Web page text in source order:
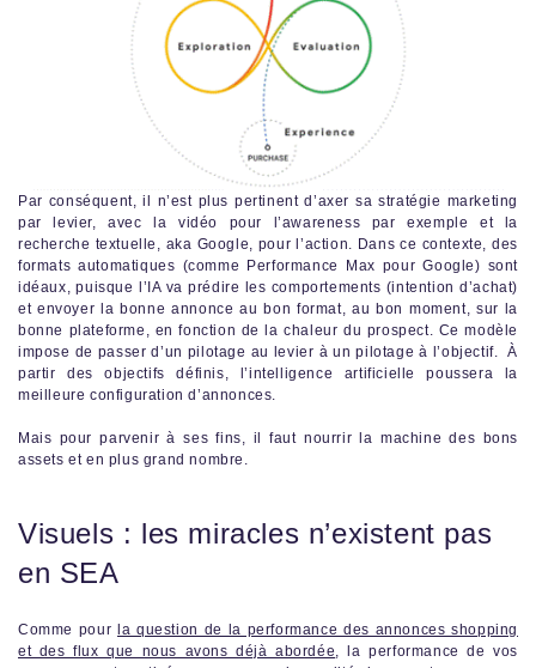
Par conséquent, il n’est plus pertinent d’axer sa stratégie marketing
par levier, avec la vidéo pour l’awareness par exemple et la
recherche textuelle, aka Google, pour l’action. Dans ce contexte, des
formats automatiques (comme Performance Max pour Google) sont
idéaux, puisque l’IA va prédire les comportements (intention d’achat)
et envoyer la bonne annonce au bon format, au bon moment, sur la
bonne plateforme, en fonction de la chaleur du prospect. Ce modèle
impose de passer d’un pilotage au levier à un pilotage à l’objectif. À
partir des objectifs définis, l’intelligence artificielle poussera la
meilleure configuration d’annonces.
Mais pour parvenir à ses fins, il faut nourrir la machine des bons
assets et en plus grand nombre.
Visuels : les miracles n’existent pas
en SEA
Comme pour la question de la performance des annonces shopping
et des flux que nous avons déjà abordée, la performance de vos